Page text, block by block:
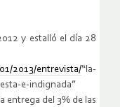
y estalló el día 28
2013/entrevista/“la-
e-indignada”
entrega del 3% de las